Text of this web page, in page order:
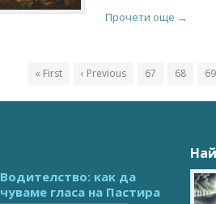
Прочети още →
« First ‹ Previous 67 68 69
Водителство: как да
чуваме гласа на Пастира